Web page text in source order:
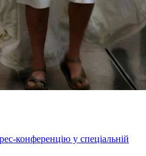
конференцію у спеціальній